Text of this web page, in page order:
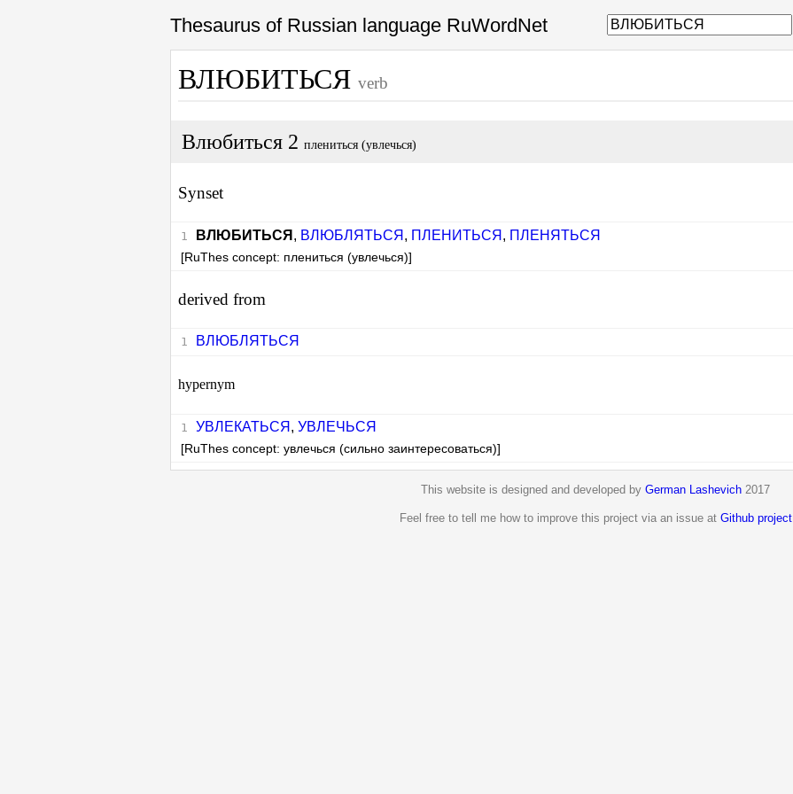
Thesaurus of Russian language RuWordNet
ВЛЮБИТЬСЯ verb
Влюбиться 2 плениться (увлечься)
Synset
ВЛЮБИТЬСЯ , ВЛЮБЛЯТЬСЯ , ПЛЕНИТЬСЯ , ПЛЕНЯТЬСЯ
[RuThes concept: плениться (увлечься)]
derived from
ВЛЮБЛЯТЬСЯ
hypernym
УВЛЕКАТЬСЯ , УВЛЕЧЬСЯ
[RuThes concept: увлечься (сильно заинтересоваться)]
This website is designed and developed by German Lashevich 2017
Feel free to tell me how to improve this project via an issue at Github project